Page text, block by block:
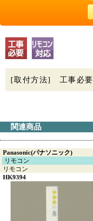
[取付方法] 工事必要
関連商品
Panasonic(パナソニック)
リモコン
リモコン
HK9394